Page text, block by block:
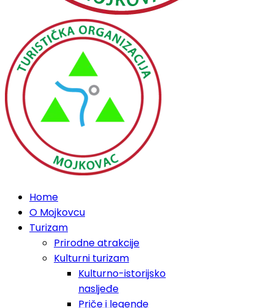
Home
O Mojkovcu
Turizam
Prirodne atrakcije
Kulturni turizam
Kulturno-istorijsko
nasljeđe
Priče i legende